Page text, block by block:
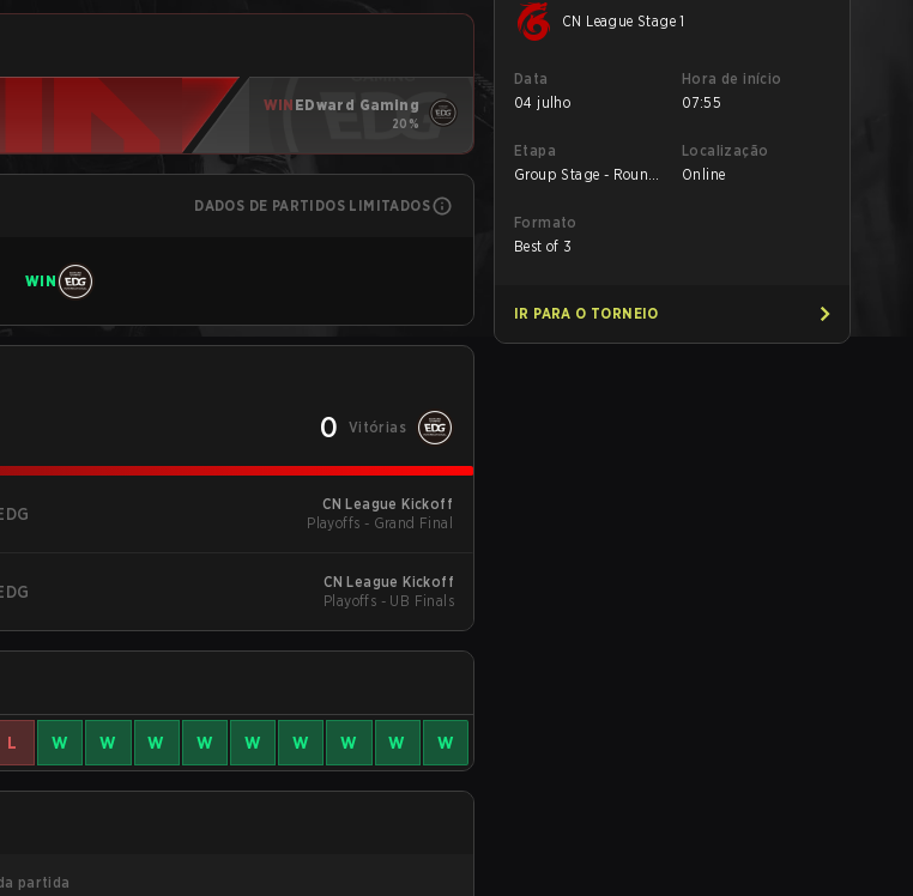
WIN EDward Gaming
20%
DADOS DE PARTIDOS LIMITADOS
WIN
0 Vitórias
CN League Kickoff
Playoffs - Grand Final
CN League Kickoff
Playoffs - UB Finals
L W W W W W W W W W
partida
CN League Stage 1
Data
04 julho
Hora de início
07:55
Etapa
Group Stage - Round
Localização
Online
Formato
Best of 3
IR PARA O TORNEIO